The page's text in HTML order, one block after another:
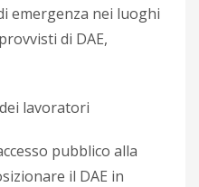
emergenza nei luoghi
di DAE,
lavoratori
pubblico alla
il DAE in